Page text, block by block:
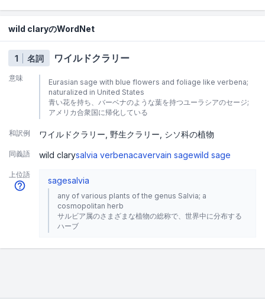
wild claryのWordNet
1 名詞 ワイルドクラリー
意味
Eurasian sage with blue flowers and foliage like verbena;
naturalized in United States
青い花を持ち、バーベナのような葉を持つユーラシアのセージ;
アメリカ合衆国に帰化している
和訳例 ワイルドクラリー 野生クラリー シソ科の植物
同義語 wild clarysalvia verbenacavervain sagewild sage
上位語
sagesalvia
any of various plants of the genus Salvia; a
cosmopolitan herb
サルビア属のさまざまな植物の総称で、世界中に分布する
ハーブ